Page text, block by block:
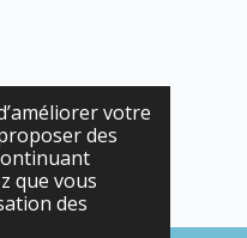
votre
des
que vous
des